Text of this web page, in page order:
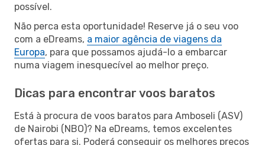
possível.
Não perca esta oportunidade! Reserve já o seu voo
com a eDreams, a maior agência de viagens da
Europa, para que possamos ajudá-lo a embarcar
numa viagem inesquecível ao melhor preço.
Dicas para encontrar voos baratos
Está à procura de voos baratos para Amboseli (ASV)
de Nairobi (NBO)? Na eDreams, temos excelentes
ofertas para si. Poderá conseguir os melhores preços